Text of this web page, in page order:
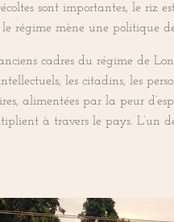
sont importantes, le riz
régime mène une politique
cadres du régime de
les citadins, les
alimentées par la peur
à travers le pays. L’un